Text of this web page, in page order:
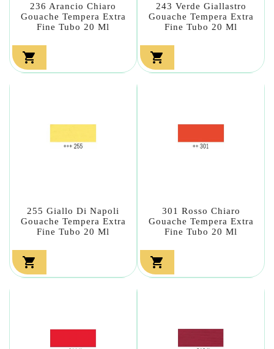
236 Arancio Chiaro
Gouache Tempera Extra
Fine Tubo 20 Ml

243 Verde Giallastro
Gouache Tempera Extra
Fine Tubo 20 Ml

255 Giallo Di Napoli
Gouache Tempera Extra
Fine Tubo 20 Ml

301 Rosso Chiaro
Gouache Tempera Extra
Fine Tubo 20 Ml
